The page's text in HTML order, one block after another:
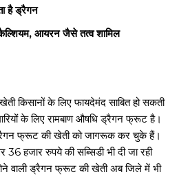
है ड्रैगन
आयरन जैसे तत्व शामिल
किसानों के लिए फायदेमंद साबित हो सकती
के लिए रामबाण औषधि ड्रैगन फ्रूट है।
ड्रैगन फ्रूट की खेती को जागरूक कर चुके हैं।
हजार रुपये की सब्सिडी भी दी जा रही
वाली ड्रैगन फ्रूट की खेती अब जिले में भी